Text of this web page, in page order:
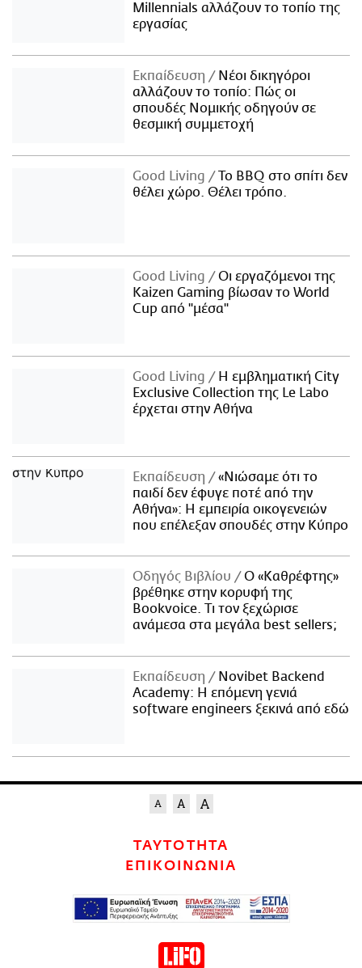
Millennials αλλάζουν το τοπίο της
εργασίας
Εκπαίδευση
Νέοι δικηγόροι
αλλάζουν το τοπίο: Πώς οι
σπουδές Νομικής οδηγούν σε
θεσμική συμμετοχή
Good Living
Το BBQ στο σπίτι δεν
θέλει χώρο. Θέλει τρόπο.
Good Living
Οι εργαζόμενοι της
Kaizen Gaming βίωσαν το World
Cup από "μέσα"
Good Living
Η εμβληματική City
Exclusive Collection της Le Labo
έρχεται στην Αθήνα
Εκπαίδευση
«Νιώσαμε ότι το
παιδί δεν έφυγε ποτέ από την
Αθήνα»: Η εμπειρία οικογενειών
που επέλεξαν σπουδές στην Κύπρο
Οδηγός Βιβλίου
Ο «Καθρέφτης»
βρέθηκε στην κορυφή της
Bookvoice. Τι τον ξεχώρισε
ανάμεσα στα μεγάλα best sellers;
Εκπαίδευση
Novibet Backend
Academy: Η επόμενη γενιά
software engineers ξεκινά από εδώ
ΤΑΥΤΟΤΗΤΑ
ΕΠΙΚΟΙΝΩΝΙΑ